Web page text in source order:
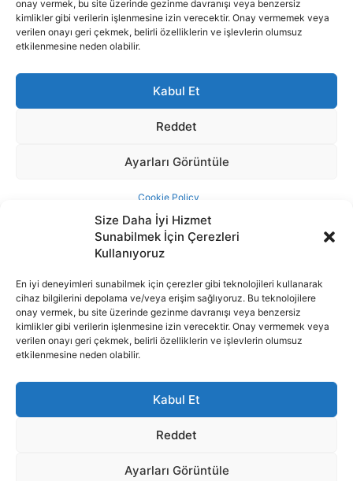
Size Daha İyi Hizmet
Sunabilmek İçin Çerezleri
Kullanıyoruz
En iyi deneyimleri sunabilmek için çerezler gibi teknolojileri kullanarak
cihaz bilgilerini depolama ve/veya erişim sağlıyoruz. Bu teknolojilere
onay vermek, bu site üzerinde gezinme davranışı veya benzersiz
kimlikler gibi verilerin işlenmesine izin verecektir. Onay vermemek veya
verilen onayı geri çekmek, belirli özelliklerin ve işlevlerin olumsuz
etkilenmesine neden olabilir.
Kabul Et
Reddet
Ayarları Görüntüle
İnternet portalımızda yer alan tüm haber metini, resim ve benzeri
içeriğin hakları Sigortamedya Yayıncılık A.Ş.'ye aittir. Hiçbir şekilde
basılı ya da elektronik bir ortamda, kaynak gösterilse bile izin
alınmadan kullanılamaz.